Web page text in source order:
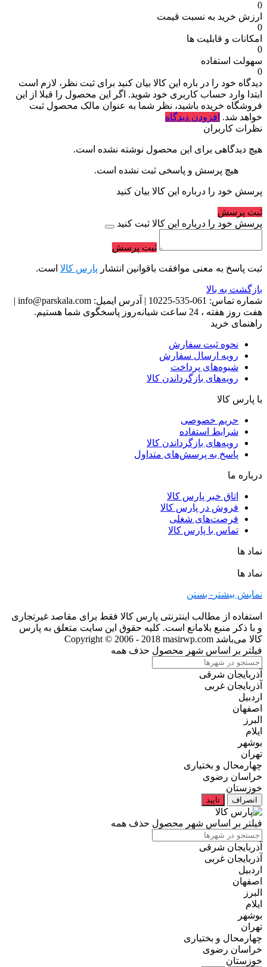
0
ارزش خرید به نسبت قیمت
0
امکانات و قابلیت ها
0
سهولت استفاده
0
دیدگاه خود را در باره این کالا بیان کنید برای ثبت نظر، لازم است
ابتدا وارد حساب کاربری خود شوید. اگر این محصول را قبلا از این
فروشگاه خریده باشید، نظر شما به عنوان مالک محصول ثبت
خواهد شد. افزودن دیدگاه
نظرات کاربران
هیچ دیدگاهی برای این محصول نوشته نشده است.
هیچ پرسش و پاسخی ثبت نشده است.
پرسش خود را درباره این کالا بیان کنید
ثبت پرسش
پرسش خود را درباره این کالا ثبت کنید
ثبت پرسش
ثبت پاسخ به معنی موافقت باقوانین انتشار پارس کالا است.
بازگشت به بالا
شماره تماس: 061-535-10225
| آدرس ایمیل: info@parskala.com
|
هفت روز هفته ، 24 ساعت شبانه‌روز پاسخگوی شما هستیم.
راهنمای خرید
نحوه ثبت سفارش
رویه ارسال سفارش
شیوه‌های پرداخت
رویه‌های بازگرداندن کالا
با پارس کالا
حریم خصوصی
شرایط استفاده
رویه‌های بازگرداندن کالا
پاسخ به پرسش‌های متداول
درباره ما
اتاق خبر پارس کالا
فروش در پارس کالا
فرصت‌های شغلی
تماس با پارس کالا
نماد ها
نماد ها
نمایش بیشتر - بستن
استفاده از مطالب اینترنتی پارس کالا فقط برای مقاصد غیرتجاری
و با ذکر منبع بلامانع است. کلیه حقوق این سایت متعلق به پارس
کالا می‌باشد Copyright © 2006 - 2018 masirwp.com
فیلتر بر اساس شهر محصول حذف همه
آذربایجان شرقی
آذربایجان غربی
اردبیل
اصفهان
البرز
ایلام
بوشهر
تهران
چهارمحال و بختیاری
خراسان رضوی
خوزستان
انصراف تایید
فیلتر بر اساس شهر محصول حذف همه
آذربایجان شرقی
آذربایجان غربی
اردبیل
اصفهان
البرز
ایلام
بوشهر
تهران
چهارمحال و بختیاری
خراسان رضوی
خوزستان